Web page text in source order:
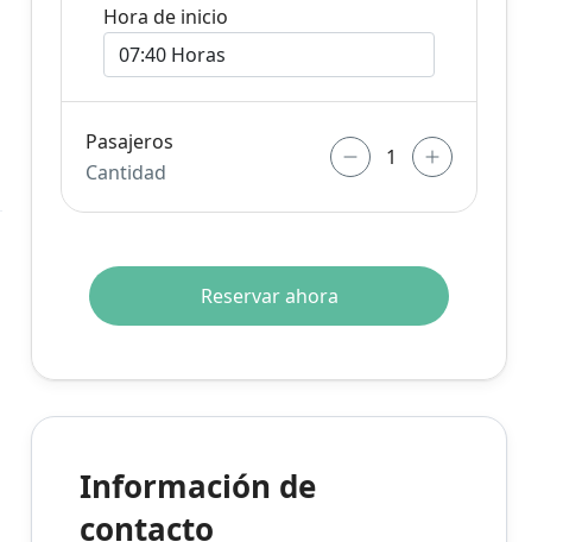
Hora de inicio
Pasajeros
Cantidad
Reservar ahora
Información de
contacto